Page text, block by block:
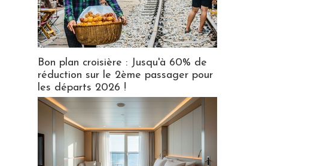
Bon plan croisière : Jusqu'à 60% de
réduction sur le 2ème passager pour
les départs 2026 !